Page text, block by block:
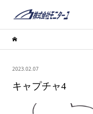
2023.02.07
キャプチャ4